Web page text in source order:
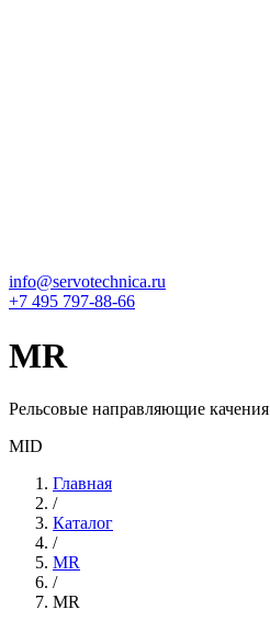
info@servotechnica.ru
+7 495 797-88-66
MR
Рельсовые направляющие качения
MID
Главная
/
Каталог
/
MR
/
MR